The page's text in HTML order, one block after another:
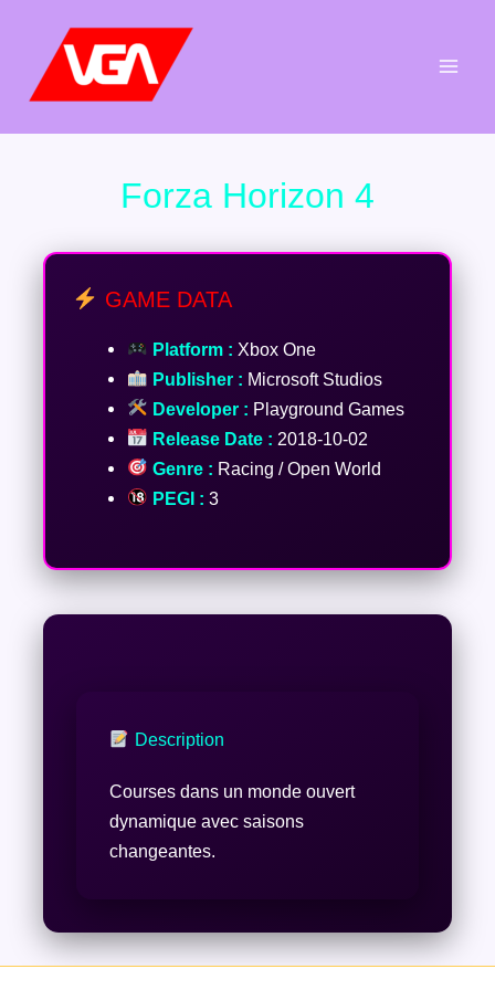
contenu
Forza Horizon 4
GAME DATA
Platform : Xbox One
Publisher : Microsoft Studios
Developer : Playground Games
Release Date : 2018-10-02
Genre : Racing / Open World
PEGI : 3
Description
Courses dans un monde ouvert
dynamique avec saisons
changeantes.